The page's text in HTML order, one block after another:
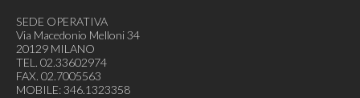
SEDE OPERATIVA
Via Macedonio Melloni 34
20129 MILANO
TEL. 02.33602974
FAX. 02.7005563
MOBILE: 346.1323358